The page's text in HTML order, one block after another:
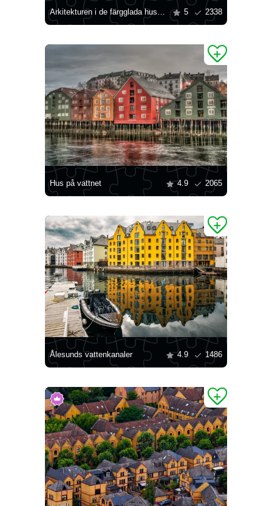
Arkitekturen i de färgglada husen i Trondheim 5 2338
Hus på vattnet 4.9 2065
Ålesunds vattenkanaler 4.9 1486